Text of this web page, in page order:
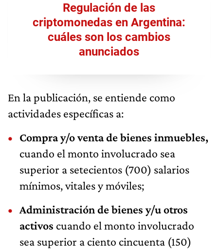
Regulación de las
criptomonedas en Argentina:
cuáles son los cambios
anunciados
En la publicación, se entiende como
actividades específicas a:
Compra y/o venta de bienes inmuebles,
cuando el monto involucrado sea
superior a setecientos (700) salarios
mínimos, vitales y móviles;
Administración de bienes y/u otros
activos cuando el monto involucrado
sea superior a ciento cincuenta (150)